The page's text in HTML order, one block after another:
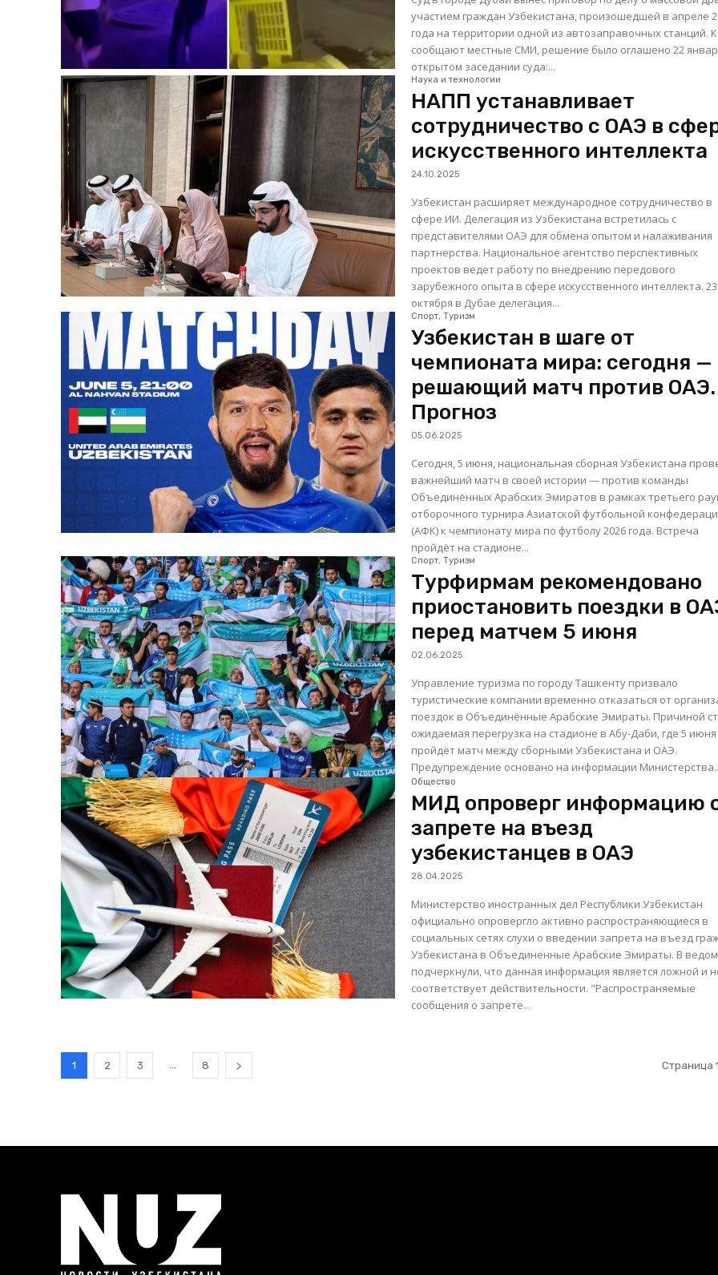
участием граждан Узбекистана, произошедшей в апреле
года на территории одной из автозаправочных станций.
сообщают местные СМИ, решение было оглашено 22
открытом заседании суда:...
Наука и технологии
НАПП устанавливает
сотрудничество с ОАЭ в
искусственного интеллекта
24.10.2025
Узбекистан расширяет международное сотрудничество в
сфере ИИ. Делегация из Узбекистана встретилась с
представителями ОАЭ для обмена опытом и налаживания
партнерства. Национальное агентство перспективных
проектов ведет работу по внедрению передового
зарубежного опыта в сфере искусственного интеллекта. 23
октября в Дубае делегация...
Спорт, Туризм
Узбекистан в шаге от
чемпионата мира: сегодня —
решающий матч против ОАЭ.
Прогноз
05.06.2025
Сегодня, 5 июня, национальная сборная Узбекистана
важнейший матч в своей истории — против команды
Объединённых Арабских Эмиратов в рамках третьего
отборочного турнира Азиатской футбольной
(АФК) к чемпионату мира по футболу 2026 года. Встреча
пройдёт на стадионе...
Спорт, Туризм
Турфирмам рекомендовано
приостановить поездки в
перед матчем 5 июня
02.06.2025
Управление туризма по городу Ташкенту призвало
туристические компании временно отказаться от
поездок в Объединённые Арабские Эмираты. Причиной
ожидаемая перегрузка на стадионе в Абу-Даби, где 5 июня
пройдёт матч между сборными Узбекистана и ОАЭ.
Предупреждение основано на информации
Общество
МИД опроверг информацию
запрете на въезд
узбекистанцев в ОАЭ
28.04.2025
Министерство иностранных дел Республики Узбекистан
официально опровергло активно распространяющиеся в
социальных сетях слухи о введении запрета на въезд
Узбекистана в Объединенные Арабские Эмираты. В
подчеркнули, что данная информация является ложной и
соответствует действительности. "Распространяемые
сообщения о запрете...
1 2 3 ... 8 Страница